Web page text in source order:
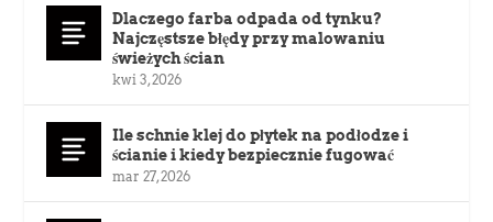
Dlaczego farba odpada od tynku?
Najczęstsze błędy przy malowaniu
świeżych ścian
kwi 3, 2026
Ile schnie klej do płytek na podłodze i
ścianie i kiedy bezpiecznie fugować
mar 27, 2026